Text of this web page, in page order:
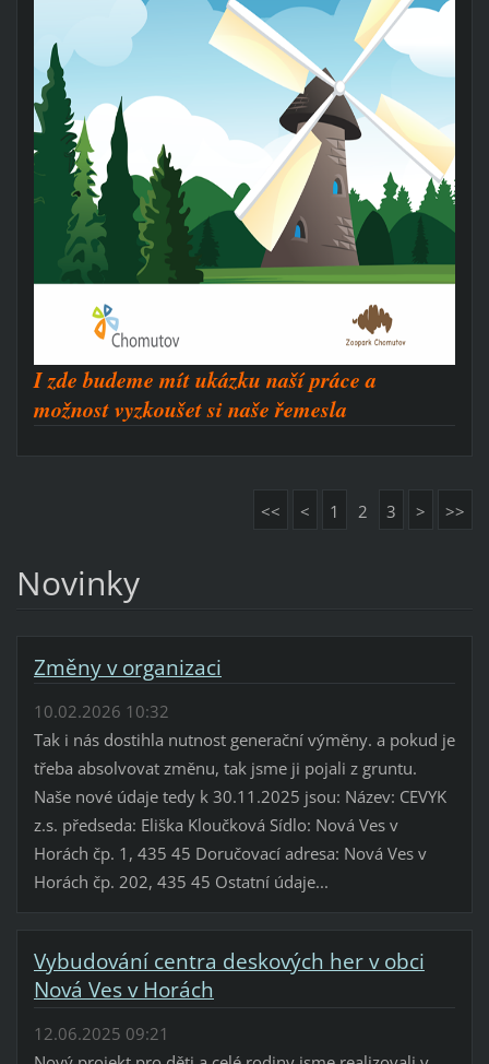
I zde budeme mít ukázku naší práce a
možnost vyzkoušet si naše řemesla
<< < 1 2 3 > >>
Novinky
Změny v organizaci
10.02.2026 10:32
Tak i nás dostihla nutnost generační výměny. a pokud je
třeba absolvovat změnu, tak jsme ji pojali z gruntu.
Naše nové údaje tedy k 30.11.2025 jsou: Název: CEVYK
z.s. předseda: Eliška Kloučková Sídlo: Nová Ves v
Horách čp. 1, 435 45 Doručovací adresa: Nová Ves v
Horách čp. 202, 435 45 Ostatní údaje...
Vybudování centra deskových her v obci
Nová Ves v Horách
12.06.2025 09:21